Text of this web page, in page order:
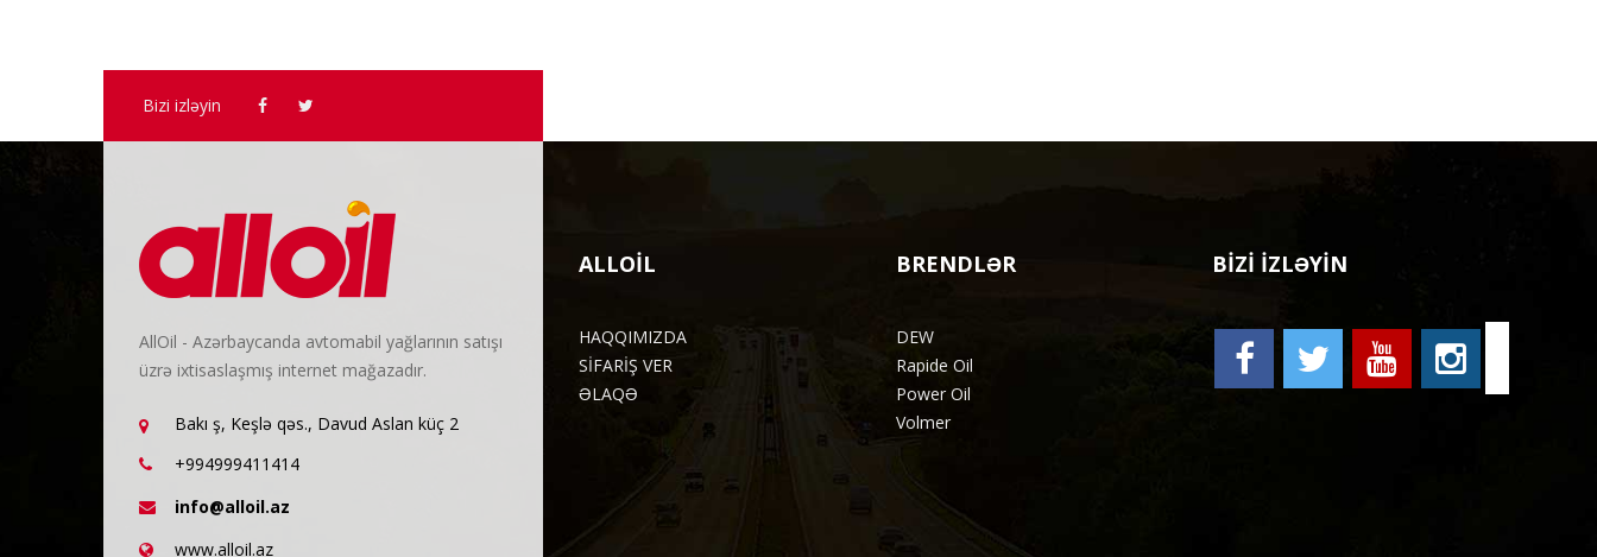
Bizi izləyin
AllOil - Azərbaycanda avtomabil yağlarının satışı
üzrə ixtisaslaşmış internet mağazadır.
Bakı ş, Keşlə qəs., Davud Aslan küç 2
+994999411414
info@alloil.az
www.alloil.az
ALLOIL
HAQQIMIZDA
SİFARİŞ VER
ƏLAQƏ
BRENDLƏR
DEW
Rapide Oil
Power Oil
Volmer
BİZİ İZLƏYİN